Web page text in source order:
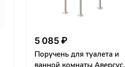
5 085 ₽
Поручень для туалета и
ванной комнаты Аверсус,